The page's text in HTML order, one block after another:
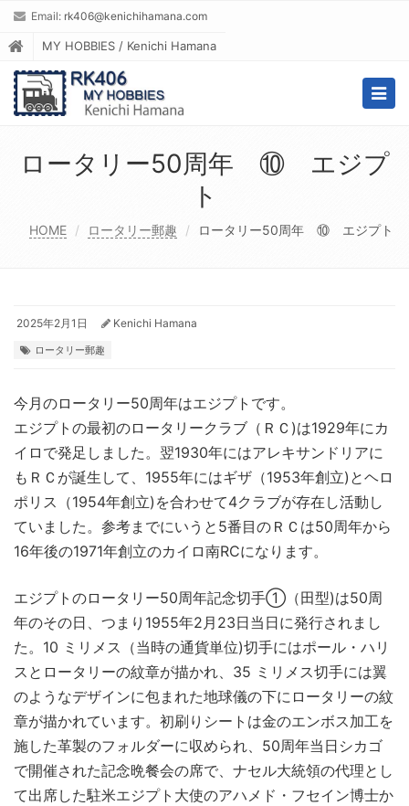
Email: rk406@kenichihamana.com
MY HOBBIES / Kenichi Hamana
ロータリー50周年 ⑩ エジプ
ト
HOME ロータリー郵趣 ロータリー50周年 ⑩ エジプト
2025年2月1日 Kenichi Hamana
ロータリー郵趣
今月のロータリー50周年はエジプトです。
エジプトの最初のロータリークラブ（ＲＣ)は1929年にカ
イロで発足しました。翌1930年にはアレキサンドリアに
もＲＣが誕生して、1955年にはギザ（1953年創立)とヘロ
ポリス（1954年創立)を合わせて4クラブが存在し活動し
ていました。参考までにいうと5番目のＲＣは50周年から
16年後の1971年創立のカイロ南RCになります。
エジプトのロータリー50周年記念切手①（田型)は50周
年のその日、つまり1955年2月23日当日に発行されまし
た。10 ミリメス（当時の通貨単位)切手にはポール・ハリ
スとロータリーの紋章が描かれ、35 ミリメス切手には翼
のようなデザインに包まれた地球儀の下にロータリーの紋
章が描かれています。初刷りシートは金のエンボス加工を
施した革製のフォルダーに収められ、50周年当日シカゴ
で開催された記念晩餐会の席で、ナセル大統領の代理とし
て出席した駐米エジプト大使のアハメド・フセイン博士か